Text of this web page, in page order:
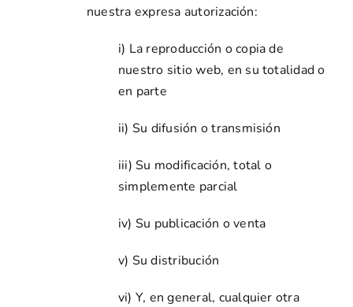
nuestra expresa autorización:
i) La reproducción o copia de
nuestro sitio web, en su totalidad o
en parte
ii) Su difusión o transmisión
iii) Su modificación, total o
simplemente parcial
iv) Su publicación o venta
v) Su distribución
vi) Y, en general, cualquier otra